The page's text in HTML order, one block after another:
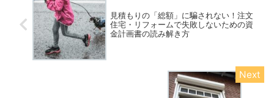
見積もりの「総額」に騙されない！注文
住宅・リフォームで失敗しないための資
金計画書の読み解き方